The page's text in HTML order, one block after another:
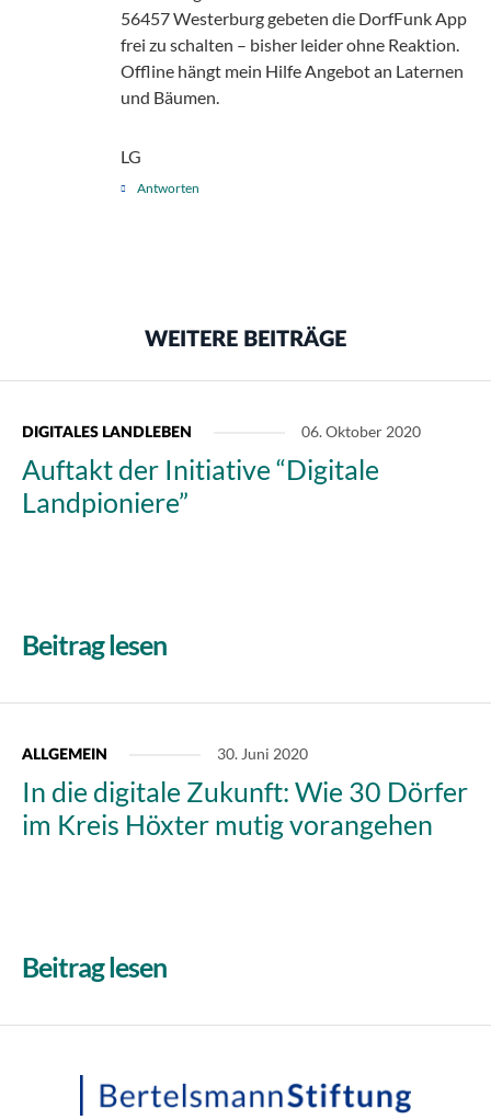
56457 Westerburg gebeten die DorfFunk App
frei zu schalten – bisher leider ohne Reaktion.
Offline hängt mein Hilfe Angebot an Laternen
und Bäumen.
LG
Antworten
WEITERE BEITRÄGE
DIGITALES LANDLEBEN 06. Oktober 2020
Auftakt der Initiative “Digitale
Landpioniere”
Beitrag lesen
ALLGEMEIN 30. Juni 2020
In die digitale Zukunft: Wie 30 Dörfer
im Kreis Höxter mutig vorangehen
Beitrag lesen